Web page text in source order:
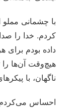
با چشمانی
کردم. خدا را
داده بودم برای‌
هیچ‌وقت آن‌ها را
ناگهان، با
احساس می‌کردم